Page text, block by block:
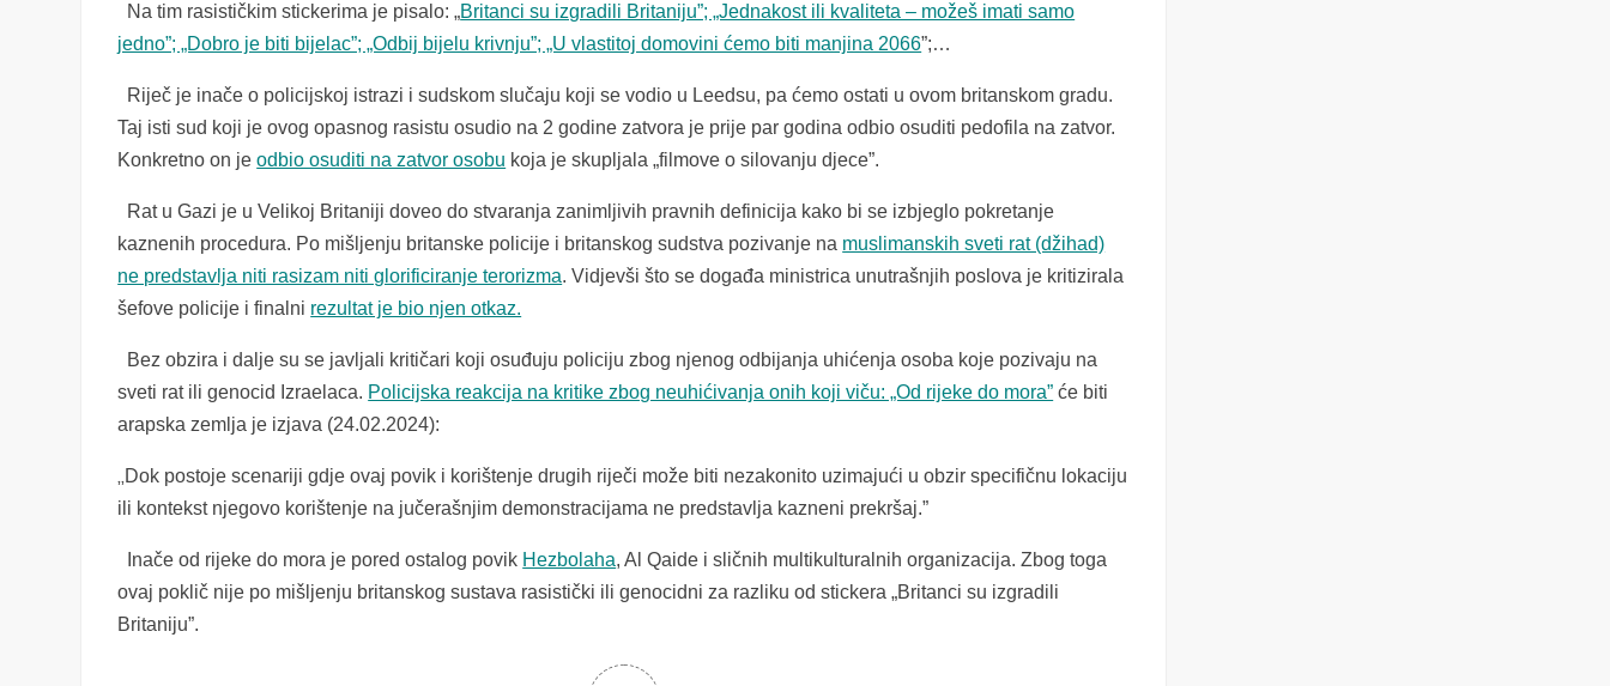
Na tim rasističkim stickerima je pisalo: „Britanci su izgradili Britaniju”; „Jednakost ili kvaliteta – možeš imati samo
jedno”; „Dobro je biti bijelac”; „Odbij bijelu krivnju”; „U vlastitoj domovini ćemo biti manjina 2066”;…
Riječ je inače o policijskoj istrazi i sudskom slučaju koji se vodio u Leedsu, pa ćemo ostati u ovom britanskom gradu.
Taj isti sud koji je ovog opasnog rasistu osudio na 2 godine zatvora je prije par godina odbio osuditi pedofila na zatvor.
Konkretno on jeodbio osuditi na zatvor osobu koja je skupljala „filmove o silovanju djece”.
Rat u Gazi je u Velikoj Britaniji doveo do stvaranja zanimljivih pravnih definicija kako bi se izbjeglo pokretanje
kaznenih procedura. Po mišljenju britanske policije i britanskog sudstva pozivanje na muslimanskih sveti rat (džihad)
ne predstavlja niti rasizam niti glorificiranje terorizma. Vidjevši što se događa ministrica unutrašnjih poslova je kritizirala
šefove policije i finalni rezultat je bio njen otkaz.
Bez obzira i dalje su se javljali kritičari koji osuđuju policiju zbog njenog odbijanja uhićenja osoba koje pozivaju na
sveti rat ili genocid Izraelaca. Policijska reakcija na kritike zbog neuhićivanja onih koji viču: „Od rijeke do mora” će biti
arapska zemlja je izjava (24.02.2024):
Dok postoje scenariji gdje ovaj povik i korištenje drugih riječi može biti nezakonito uzimajući u obzir specifičnu lokaciju
ili kontekst njegovo korištenje na jučerašnjim demonstracijama ne predstavlja kazneni prekršaj.”
Inače od rijeke do mora je pored ostalog povik Hezbolaha, Al Qaide i sličnih multikulturalnih organizacija. Zbog toga
ovaj poklič nije po mišljenju britanskog sustava rasistički ili genocidni za razliku od stickera „Britanci su izgradili
Britaniju”.